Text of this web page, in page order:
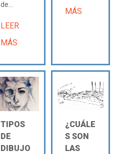
de...
LEER
MÁS
MÁS
TIPOS
DE
DIBUJO
¿CUÁLE
S SON
LAS